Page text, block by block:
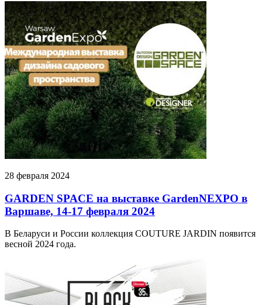
28 февраля 2024
GARDEN SPACE на выставке GardenNEXPO в
Варшаве, 14-17 февраля 2024
В Беларуси и России коллекция COUTURE JARDIN появится
весной 2024 года.